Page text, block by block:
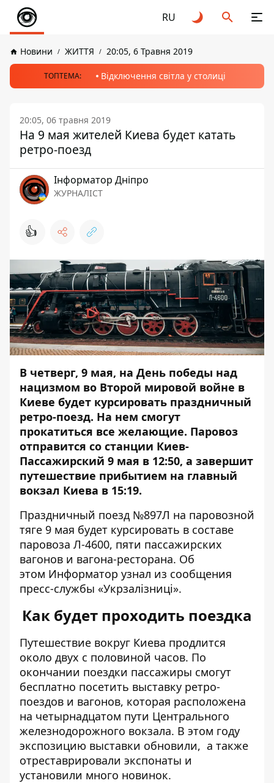
RU
Новини ЖИТТЯ 20:05, 6 Травня 2019
ТОПТЕМА: Відключення світла у столиці
20:05, 06 травня 2019
На 9 мая жителей Киева будет катать
ретро-поезд
Інформатор Дніпро
ЖУРНАЛІСТ
👍
В четверг, 9 мая, на День победы над
нацизмом во Второй мировой войне в
Киеве будет курсировать праздничный
ретро-поезд. На нем смогут
прокатиться все желающие. Паровоз
отправится со станции Киев-
Пассажирский 9 мая в 12:50, а завершит
путешествие прибытием на главный
вокзал Киева в 15:19.
Праздничный поезд №897Л на паровозной
тяге 9 мая будет курсировать в составе
паровоза Л-4600, пяти пассажирских
вагонов и вагона-ресторана. Об
этом Информатор узнал из сообщения
пресс-службы «Укрзалізниці».
Как будет проходить поездка
Путешествие вокруг Киева продлится
около двух с половиной часов. По
окончании поездки пассажиры смогут
бесплатно посетить выставку ретро-
поездов и вагонов, которая расположена
на четырнадцатом пути Центрального
железнодорожного вокзала. В этом году
экспозицию выставки обновили, а также
отреставрировали экспонаты и
установили много новинок.